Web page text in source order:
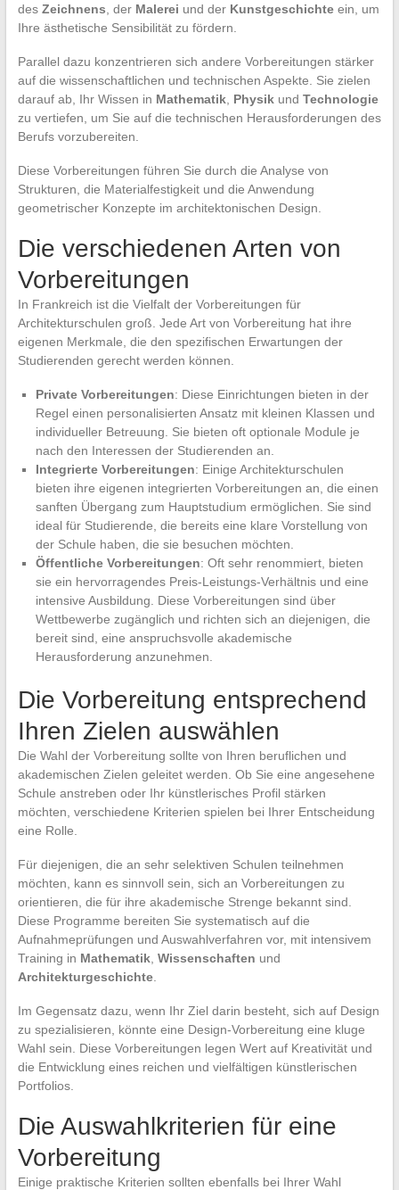
des Zeichnens , der Malerei und der Kunstgeschichteein, um
Ihre ästhetische Sensibilität zu fördern.
Parallel dazu konzentrieren sich andere Vorbereitungen stärker
auf die wissenschaftlichen und technischen Aspekte. Sie zielen
darauf ab, Ihr Wissen in Mathematik, Physikund Technologie
zu vertiefen, um Sie auf die technischen Herausforderungen des
Berufs vorzubereiten.
Diese Vorbereitungen führen Sie durch die Analyse von
Strukturen, die Materialfestigkeit und die Anwendung
geometrischer Konzepte im architektonischen Design.
Die verschiedenen Arten von
Vorbereitungen
In Frankreich ist die Vielfalt der Vorbereitungen für
Architekturschulen groß. Jede Art von Vorbereitung hat ihre
eigenen Merkmale, die den spezifischen Erwartungen der
Studierenden gerecht werden können.
Private Vorbereitungen: Diese Einrichtungen bieten in der
Regel einen personalisierten Ansatz mit kleinen Klassen und
individueller Betreuung. Sie bieten oft optionale Module je
nach den Interessen der Studierenden an.
Integrierte Vorbereitungen: Einige Architekturschulen
bieten ihre eigenen integrierten Vorbereitungen an, die einen
sanften Übergang zum Hauptstudium ermöglichen. Sie sind
ideal für Studierende, die bereits eine klare Vorstellung von
der Schule haben, die sie besuchen möchten.
Öffentliche Vorbereitungen: Oft sehr renommiert, bieten
sie ein hervorragendes Preis-Leistungs-Verhältnis und eine
intensive Ausbildung. Diese Vorbereitungen sind über
Wettbewerbe zugänglich und richten sich an diejenigen, die
bereit sind, eine anspruchsvolle akademische
Herausforderung anzunehmen.
Die Vorbereitung entsprechend
Ihren Zielen auswählen
Die Wahl der Vorbereitung sollte von Ihren beruflichen und
akademischen Zielen geleitet werden. Ob Sie eine angesehene
Schule anstreben oder Ihr künstlerisches Profil stärken
möchten, verschiedene Kriterien spielen bei Ihrer Entscheidung
eine Rolle.
Für diejenigen, die an sehr selektiven Schulen teilnehmen
möchten, kann es sinnvoll sein, sich an Vorbereitungen zu
orientieren, die für ihre akademische Strenge bekannt sind.
Diese Programme bereiten Sie systematisch auf die
Aufnahmeprüfungen und Auswahlverfahren vor, mit intensivem
Training in Mathematik, Wissenschaften und
Architekturgeschichte.
Im Gegensatz dazu, wenn Ihr Ziel darin besteht, sich auf Design
zu spezialisieren, könnte eine Design-Vorbereitung eine kluge
Wahl sein. Diese Vorbereitungen legen Wert auf Kreativität und
die Entwicklung eines reichen und vielfältigen künstlerischen
Portfolios.
Die Auswahlkriterien für eine
Vorbereitung
Einige praktische Kriterien sollten ebenfalls bei Ihrer Wahl